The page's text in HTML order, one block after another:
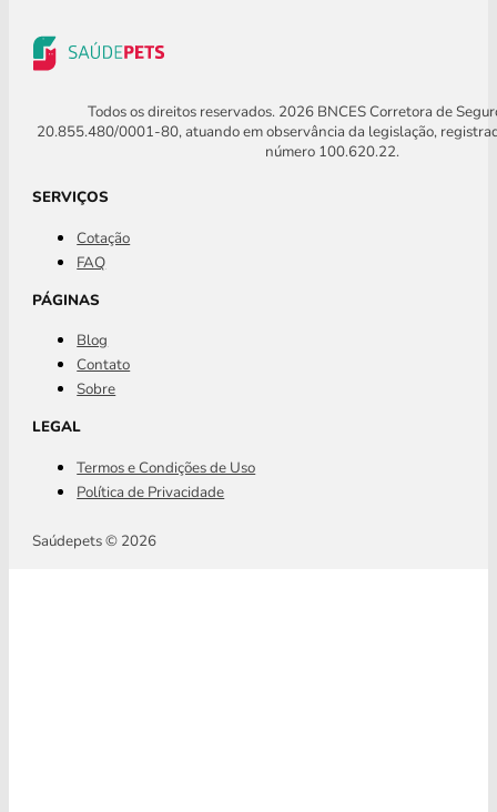
Todos os direitos reservados. 2026 BNCES Corretora de
20.855.480/0001-80, atuando em observância da legislação,
número 100.620.22.
SERVIÇOS
Cotação
FAQ
PÁGINAS
Blog
Contato
Sobre
LEGAL
Termos e Condições de Uso
Política de Privacidade
Saúdepets © 2026